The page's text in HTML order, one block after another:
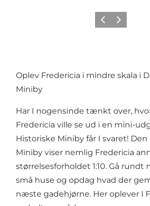
Forrige billede
Næste
Oplev Fredericia i mindre skala i
Miniby
Har I nogensinde tænkt over,
Fredericia ville se ud i en mini-
Historiske Miniby får I svaret!
Miniby viser nemlig Fredericia
størrelsesforholdet 1:10. Gå rundt
små huse og opdag hvad der
næste gadehjørne. Her oplever I